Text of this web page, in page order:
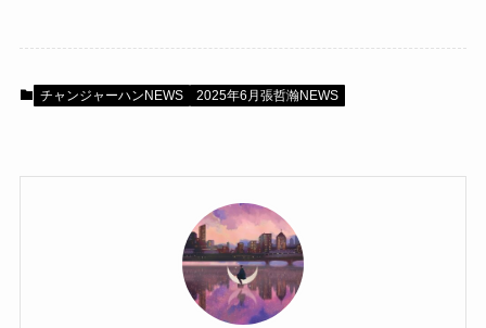
チャンジャーハンNEWS 2025年6月張哲瀚NEWS